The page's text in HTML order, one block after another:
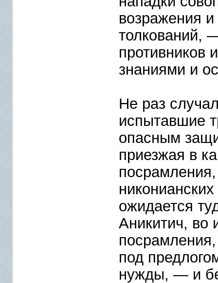
возражения
толкований,
противников
знаниями и
Не раз
испытавшие
опасным
приезжая в
ожидается
Аникитич, во
под
нужды, — и